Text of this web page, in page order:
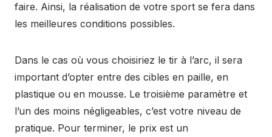
faire. Ainsi, la réalisation de votre sport se fera dans
les meilleures conditions possibles.
Dans le cas où vous choisiriez le tir à l’arc, il sera
important d’opter entre des cibles en paille, en
plastique ou en mousse. Le troisième paramètre et
l’un des moins négligeables, c’est votre niveau de
pratique. Pour terminer, le prix est un